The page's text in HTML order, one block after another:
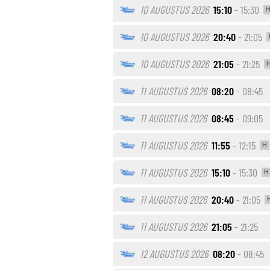
10 AUGUSTUS 2026 15:10- 15:30 H
10 AUGUSTUS 2026 20:40- 21:05
10 AUGUSTUS 2026 21:05- 21:25 H
11 AUGUSTUS 2026 08:20- 08:45
11 AUGUSTUS 2026 08:45- 09:05
11 AUGUSTUS 2026 11:55- 12:15 H
11 AUGUSTUS 2026 15:10- 15:30 H
11 AUGUSTUS 2026 20:40- 21:05
11 AUGUSTUS 2026 21:05- 21:25
12 AUGUSTUS 2026 08:20- 08:45